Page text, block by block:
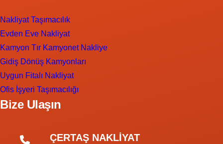
Nakliyat Taşımacılık
Evden Eve Nakliyat
Kamyon Tır Kamyonet Nakliye
Gidiş Dönüş Kamyonları
Uygun Fitalı Nakliyat
Ofis İşyeri Taşımacılığı
Bize Ulaşın
ÇERTAŞ NAKLİYAT